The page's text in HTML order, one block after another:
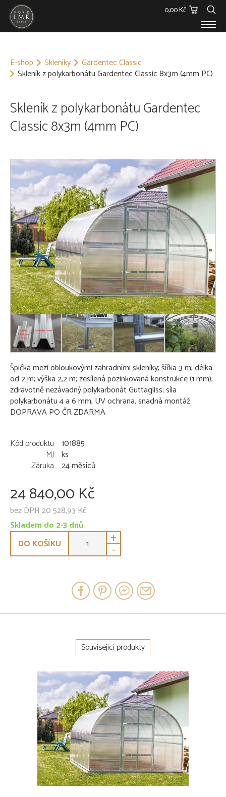
0,00 Kč
Barvy, Laky a Lepidla
Polykarbonáty
Podstřešní fólie
KONTAKT
E-shop Skleníky
Gardentec Classic
Skleník z polykarbonátu Gardentec Classic 8x3m (4mm PC)
Skleník z polykarbonátu Gardentec
Classic 8x3m (4mm PC)
Špička mezi obloukovými zahradními skleníky; šířka 3 m; délka
od 2 m; výška 2,2 m; zesílená pozinkovaná konstrukce (1 mm);
zdravotně nezávadný polykarbonát Guttagliss; síla
polykarbonátu 4 a 6 mm, UV ochrana, snadná montáž.
DOPRAVA PO ČR ZDARMA
Kód produktu 101885
MJ ks
Záruka 24 měsíců
24 840,00 Kč
bez DPH 20 528,93 Kč
Skladem do 2-3 dnů
DO KOŠÍKU
+
-
Související produkty